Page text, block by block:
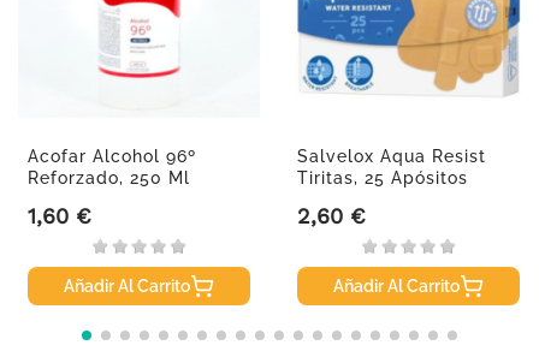
Acofar Alcohol 96º
Reforzado, 250 Ml
Precio
1,60 €
Añadir Al Carrito
Salvelox Aqua Resist
Tiritas, 25 Apósitos
Precio
2,60 €
Añadir Al Carrito